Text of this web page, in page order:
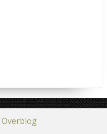
Overblog